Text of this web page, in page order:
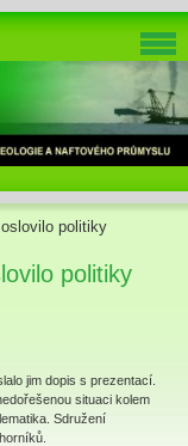
politiky
politiky
jim dopis s prezentací.
situaci kolem
Sdružení